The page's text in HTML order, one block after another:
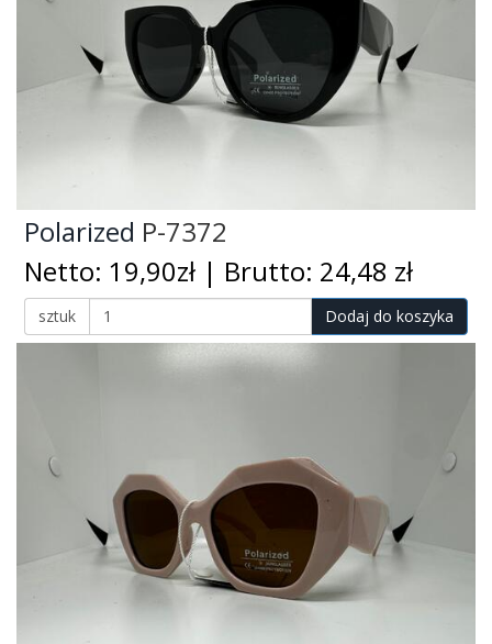
Polarized P-7372
Netto: 19,90zł | Brutto: 24,48 zł
sztuk Dodaj do koszyka